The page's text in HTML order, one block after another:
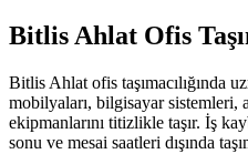
Bitlis Ahlat Ofis
Bitlis Ahlat ofis taşımacılığında
mobilyaları, bilgisayar sistemleri,
ekipmanlarını titizlikle taşır. İş
sonu ve mesai saatleri dışında